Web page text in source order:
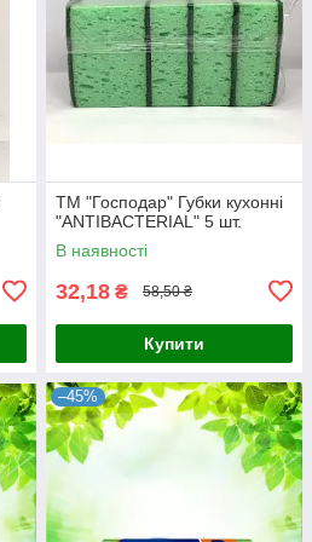
ТМ "Господар" Губки кухонні
"ANTIBACTERIAL" 5 шт.
В наявності
32,18 ₴ 58,50 ₴
Купити
–45%